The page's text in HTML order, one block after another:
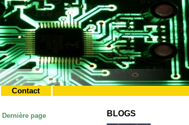
Contact
BLOGS
Dernière page